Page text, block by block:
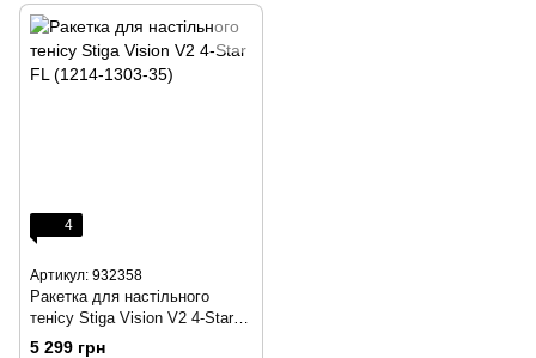
4
Артикул: 932358
Ракетка для настільного
тенісу Stiga Vision V2 4-Star
FL (1214-1303-35)
5 299 грн